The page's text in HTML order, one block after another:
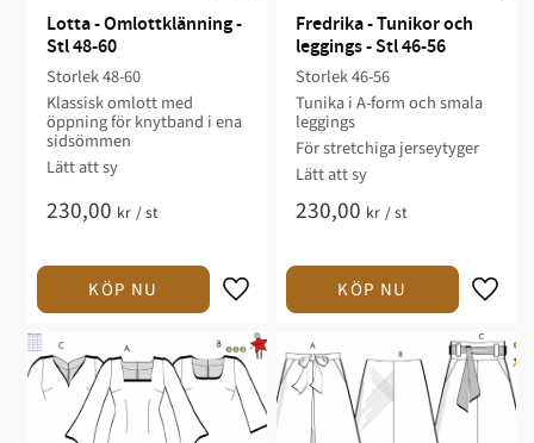
Lotta - Omlottklänning -
Stl 48-60
Storlek 48-60​​​​
Klassisk omlott med
öppning för knytband i ena
sidsömmen​​​​​​
​​Lätt att sy​​​​​
230,00 kr /st
Fredrika - Tunikor och
leggings - Stl 46-56
Storlek 46-56​
Tunika i A-form och smala
leggings​
För stretchiga jerseytyger​​
Lätt att sy​​​​
230,00 kr /st